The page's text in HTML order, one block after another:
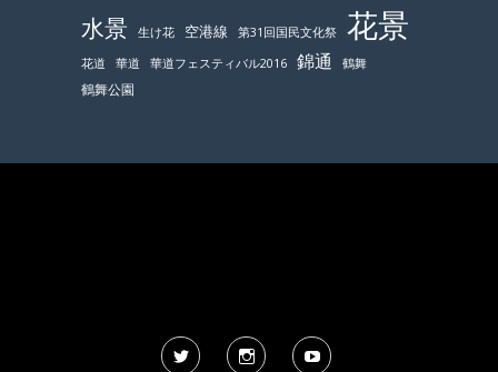
水景 生け花 空港線 第31回国民文化祭 花景
花道 華道 華道フェスティバル2016 錦通 鶴舞
鶴舞公園